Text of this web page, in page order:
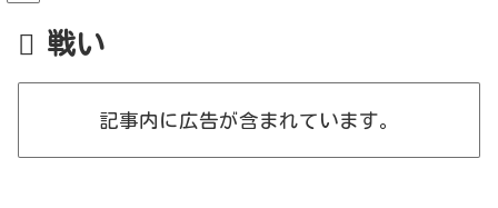
戦い
記事内に広告が含まれています。